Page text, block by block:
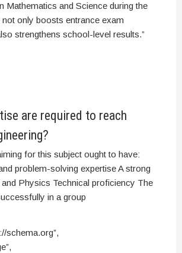
Mathematics and Science during the
not only boosts entrance exam
strengthens school-level results.”
are required to reach
for this subject ought to have:
problem-solving expertise A strong
Physics Technical proficiency The
in a group
schema.org”,